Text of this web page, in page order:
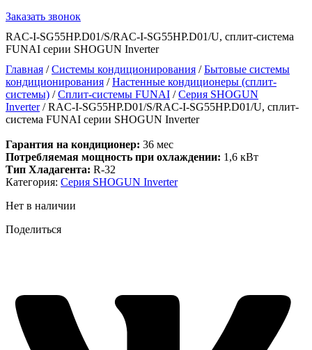
Заказать звонок
RAC-I-SG55HP.D01/S/RAC-I-SG55HP.D01/U, сплит-система
FUNAI серии SHOGUN Inverter
Главная /Системы кондиционирования /Бытовые системы
кондиционирования /Настенные кондиционеры (сплит-
системы) /Сплит-системы FUNAI /Серия SHOGUN
Inverter/ RAC-I-SG55HP.D01/S/RAC-I-SG55HP.D01/U, сплит-
система FUNAI серии SHOGUN Inverter
Гарантия на кондиционер: 36 мес
Потребляемая мощность при охлаждении: 1,6 кВт
Тип Хладагента: R-32
Категория: Серия SHOGUN Inverter
Нет в наличии
Поделиться